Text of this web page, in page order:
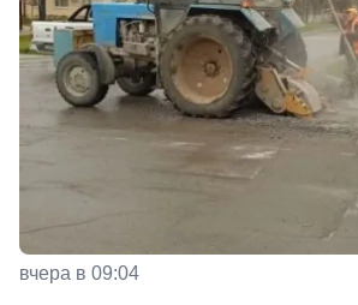
вчера в 09:04